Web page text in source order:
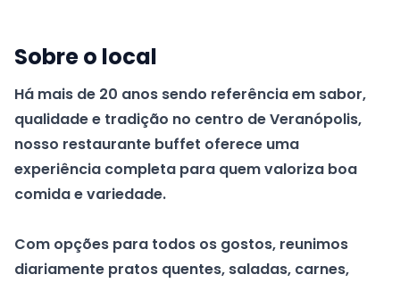
Sobre o local
Há mais de 20 anos sendo referência em sabor,
qualidade e tradição no centro de Veranópolis,
nosso restaurante buffet oferece uma
experiência completa para quem valoriza boa
comida e variedade.
Com opções para todos os gostos, reunimos
diariamente pratos quentes, saladas, carnes,